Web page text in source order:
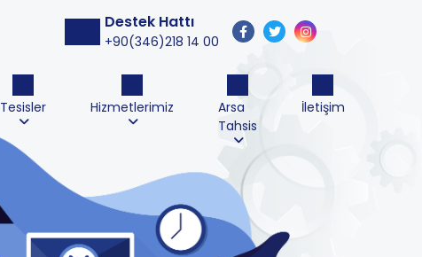
Destek Hattı
+90(346)218 14 00
Tesisler Hizmetlerimiz
Arsa
Tahsis
İletişim